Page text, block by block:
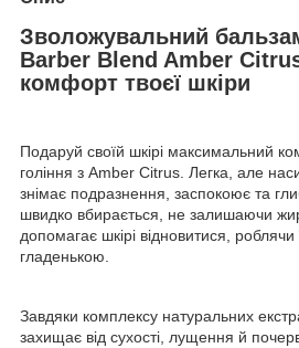
Зволожувальний
Barber Blend Amber Citrus
комфорт твоєї шкіри
Подаруй своїй шкірі максимальний
гоління з Amber Citrus. Легка, але
знімає подразнення, заспокоює та
швидко вбирається, не залишаючи
допомагає шкірі відновитися, роблячи
гладенькою.
Завдяки комплексу натуральних
захищає від сухості, лущення й